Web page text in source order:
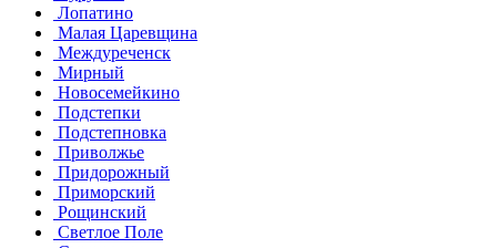
Лопатино
Малая Царевщина
Междуреченск
Мирный
Новосемейкино
Подстепки
Подстепновка
Приволжье
Придорожный
Приморский
Рощинский
Светлое Поле